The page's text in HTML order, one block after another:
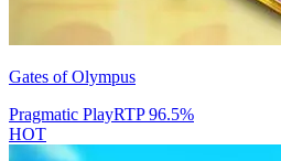
Gates of Olympus
Pragmatic PlayRTP96.5%
HOT